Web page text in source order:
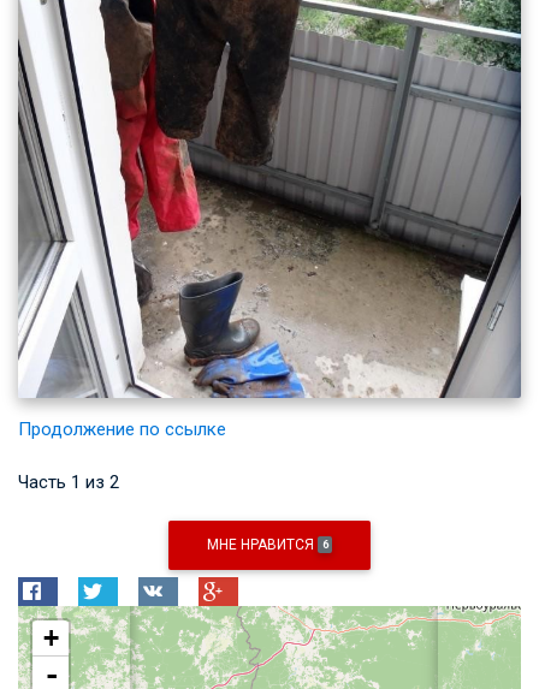
Продолжение по ссылке
Часть 1 из 2
МНЕ НРАВИТСЯ 6
+
-